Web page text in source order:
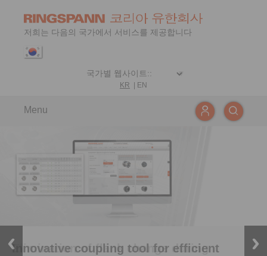
저희는 다음의 국가에서 서비스를 제공합니다
KR EN
Menu
Elimination of flank change during
Innovative coupling tool for efficient